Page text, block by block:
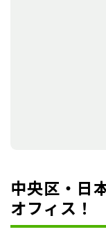
中央区・日
オフィス！